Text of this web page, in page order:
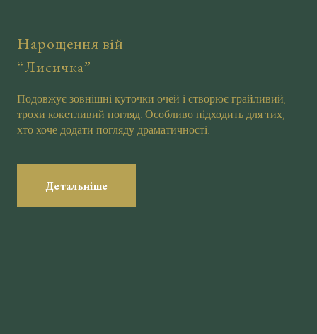
Нарощення вій
“Лисичка”
Подовжує зовнішні куточки очей і створює грайливий,
трохи кокетливий погляд. Особливо підходить для тих,
хто хоче додати погляду драматичності.
Детальніше